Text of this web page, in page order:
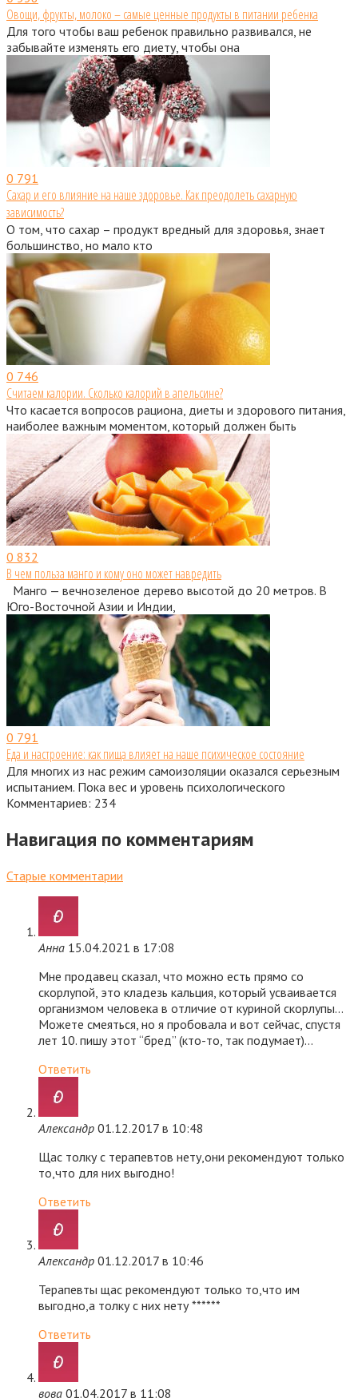
Овощи, фрукты, молоко – самые ценные продукты в питании ребенка
Для того чтобы ваш ребенок правильно развивался, не
забывайте изменять его диету, чтобы она
0 791
Сахар и его влияние на наше здоровье. Как преодолеть сахарную
зависимость?
О том, что сахар – продукт вредный для здоровья, знает
большинство, но мало кто
0 746
Считаем калории. Сколько калорий в апельсине?
Что касается вопросов рациона, диеты и здорового питания,
наиболее важным моментом, который должен быть
0 832
В чем польза манго и кому оно может навредить
Манго — вечнозеленое дерево высотой до 20 метров. В
Юго-Восточной Азии и Индии,
0 791
Еда и настроение: как пища влияет на наше психическое состояние
Для многих из нас режим самоизоляции оказался серьезным
испытанием. Пока вес и уровень психологического
Комментариев: 234
Навигация по комментариям
Старые комментарии
Анна 15.04.2021 в 17:08
Мне продавец сказал, что можно есть прямо со
скорлупой, это кладезь кальция, который усваивается
организмом человека в отличие от куриной скорлупы…
Можете смеяться, но я пробовала и вот сейчас, спустя
лет 10. пишу этот “бред” (кто-то, так подумает)…
Ответить
Александр 01.12.2017 в 10:48
Щас толку с терапевтов нету,они рекомендуют только
то,что для них выгодно!
Ответить
Александр 01.12.2017 в 10:46
Терапевты щас рекомендуют только то,что им
выгодно,а толку с них нету ******
Ответить
вова 01.04.2017 в 11:08